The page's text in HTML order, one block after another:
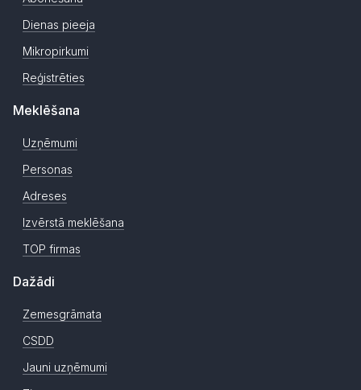
Dienas pieeja
Mikropirkumi
Reģistrēties
Meklēšana
Uzņēmumi
Personas
Adreses
Izvērstā meklēšana
TOP firmas
Dažādi
Zemesgrāmata
CSDD
Jauni uzņēmumi